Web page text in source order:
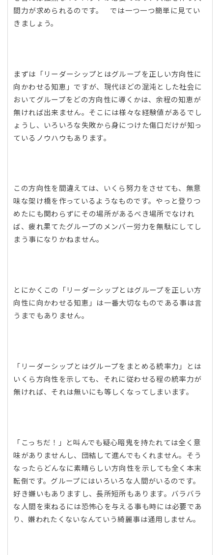
間力が求められるのです。 では一つ一つ簡単に見てい
きましょう。
まずは「リーダーシップとはグループを正しい方向性に
向かわせる知恵」ですが、現代ほどの混沌とした社会に
おいてグループをどの方向性に導くかは、余程の知恵が
無ければ出来ません。そこには様々な経験値があるでし
ょうし、いろいろな失敗から身につけた傷口だけが知っ
ているノウハウもあります。
この方向性を間違えては、いくら努力をさせても、無意
味な架け橋を作っているようなものです。やっと登りつ
めたにも関わらずにその場所があるべき場所でなけれ
ば、疲れ果てたグループのメンバー労力を無駄にしてし
まう事になりかねません。
とにかくこの「リーダーシップとはグループを正しい方
向性に向かわせる知恵」は一番大切なものである事は言
うまでもありません。
「リーダーシップとはグループをまとめる統率力」とは
いくら方向性を示しても、それに従わせる程の統率力が
無ければ、それは無いにも等しくなってしまいます。
「こっちだ！」と叫んでも疑心暗鬼を持たれては全く意
味がありませんし、団結して進んでもくれません。そう
なったらどんなに素晴らしい方向性を示しても全く本末
転倒です。グループにはいろいろな人間がいるのです。
好き嫌いもありますし、長所短所もあります。バラバラ
な人間を束ねるには恐怖心を与える事も時には必要であ
り、嫌われたくないなんていう綺麗事は通用しません。